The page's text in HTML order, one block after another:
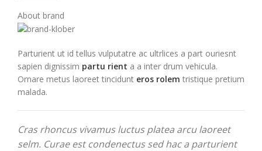
About brand
Parturient ut id tellus vulputatre ac ultrlices a part ouriesnt
sapien dignissim partu rient a a inter drum vehicula.
Ornare metus laoreet tincidunt eros rolem tristique pretium
malada.
Cras rhoncus vivamus luctus platea arcu laoreet
selm. Curae est condenectus sed hac a parturient